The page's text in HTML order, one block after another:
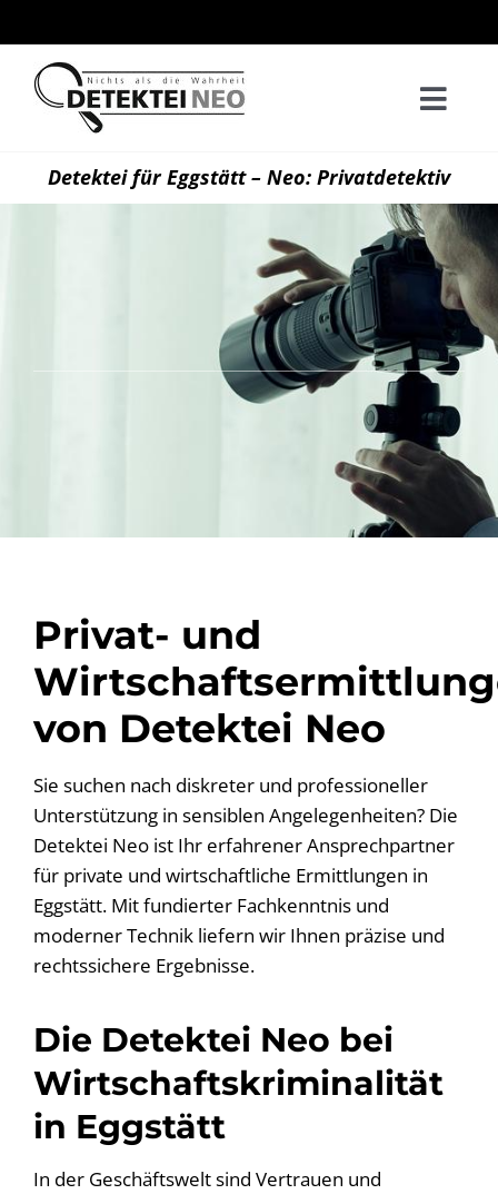
Inhalt
springen
Detektei für Eggstätt – Neo: Privatdetektiv
Privat- und
von Detektei Neo
Sie suchen nach diskreter und professioneller
Unterstützung in sensiblen Angelegenheiten? Die
Detektei Neo ist Ihr erfahrener Ansprechpartner
für private und wirtschaftliche Ermittlungen in
Eggstätt. Mit fundierter Fachkenntnis und
moderner Technik liefern wir Ihnen präzise und
rechtssichere Ergebnisse.
Die Detektei Neo bei
Wirtschaftskriminalität
in Eggstätt
In der Geschäftswelt sind Vertrauen und